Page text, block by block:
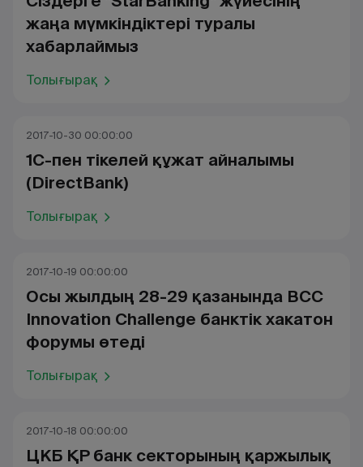
жаңа мүмкіндіктері туралы
хабарлаймыз
Толығырақ
2017-10-30 00:00:00
1С-пен тікелей құжат айналымы
(DirectBank)
Толығырақ
2017-10-19 00:00:00
Осы жылдың 28-29 қазанында BCC
Innovation Challenge банктік хакатон
форумы өтеді
Толығырақ
2017-10-18 00:00:00
ЦКБ ҚР банк секторының қаржылық